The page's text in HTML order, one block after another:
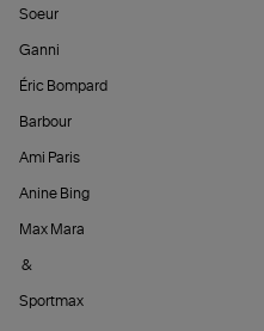
Soeur
Ganni
Éric Bompard
Barbour
Ami Paris
Anine Bing
Max Mara
&
Sportmax